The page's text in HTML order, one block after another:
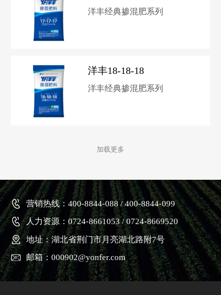
艺旗舰店。
洋丰经典掺混肥系列
洋丰18-18-18
洋丰经典掺混肥系列
加载更多
营销热线：400-8844-088 / 400-8844-099
人力资源：0724-8661053 / 0724-8669520
地址：湖北省荆门市月亮湖北路附7号
邮箱：000902@yonfer.com